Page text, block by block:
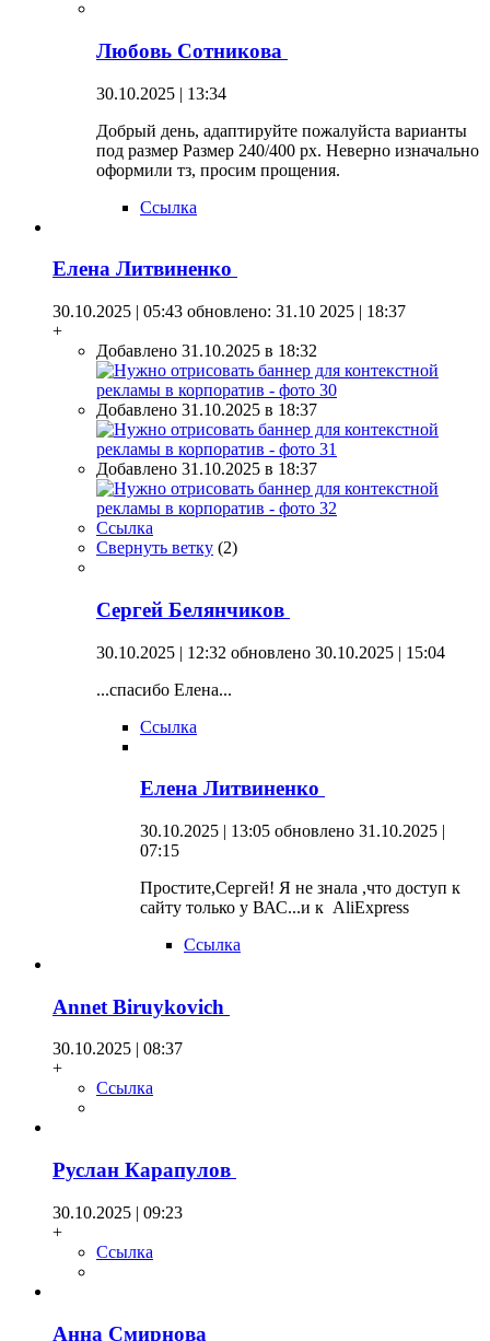
Любовь Сотникова
30.10.2025 | 13:34
Добрый день, адаптируйте пожалуйста варианты
под размер Размер 240/400 px. Неверно изначально
оформили тз, просим прощения.
Ссылка
Елена Литвиненко
30.10.2025 | 05:43 обновлено: 31.10 2025 | 18:37
+
Добавлено 31.10.2025 в 18:32
Добавлено 31.10.2025 в 18:37
Добавлено 31.10.2025 в 18:37
Ссылка
Свернуть ветку (2)
Сергей Белянчиков
30.10.2025 | 12:32 обновлено 30.10.2025 | 15:04
...спасибо Елена...
Ссылка
Елена Литвиненко
30.10.2025 | 13:05 обновлено 31.10.2025 |
07:15
Простите,Сергей! Я не знала ,что доступ к
сайту только у ВАС...и к AliExpress
Ссылка
Annet Biruykovich
30.10.2025 | 08:37
+
Ссылка
Руслан Карапулов
30.10.2025 | 09:23
+
Ссылка
Анна Смирнова